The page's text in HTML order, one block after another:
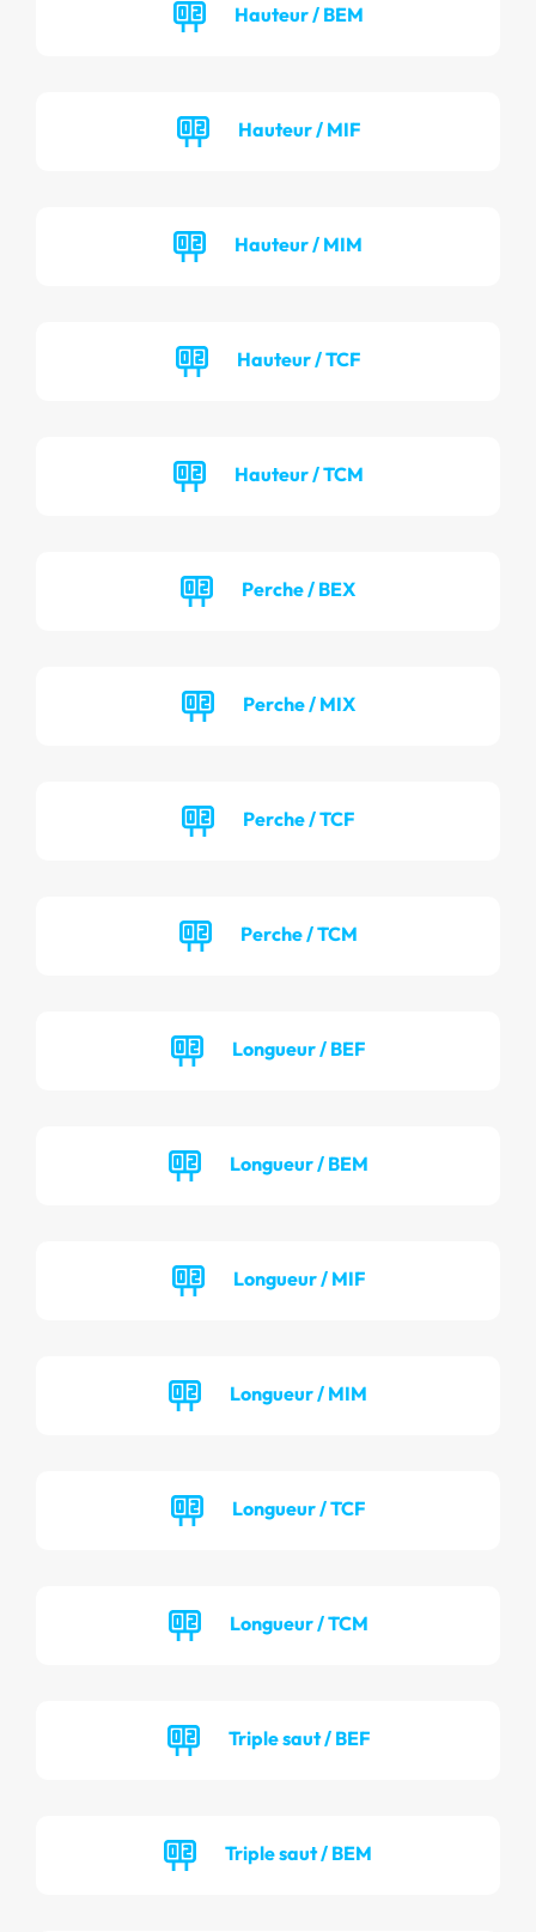
Hauteur / BEM
Hauteur / MIF
Hauteur / MIM
Hauteur / TCF
Hauteur / TCM
Perche / BEX
Perche / MIX
Perche / TCF
Perche / TCM
Longueur / BEF
Longueur / BEM
Longueur / MIF
Longueur / MIM
Longueur / TCF
Longueur / TCM
Triple saut / BEF
Triple saut / BEM